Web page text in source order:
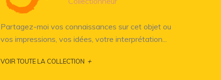
Partagez-moi vos connaissances sur cet objet ou
vos impressions, vos idées, votre interprétation...
VOIR TOUTE LA COLLECTION +